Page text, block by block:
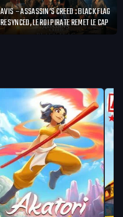
AVIS – ASSASSIN’S CREED : BLACK FLAG
RESYNCED, LE ROI PIRATE REMET LE CAP